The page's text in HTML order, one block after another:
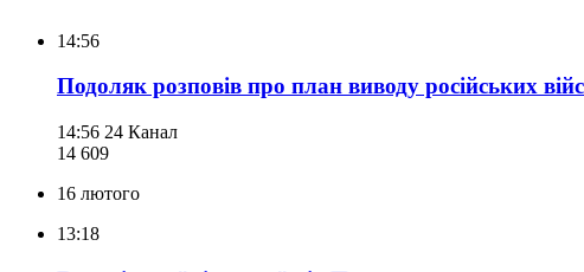
14:56
Подоляк розповів про план виводу російських
14:56 24 Канал
14 609
16 лютого
13:18